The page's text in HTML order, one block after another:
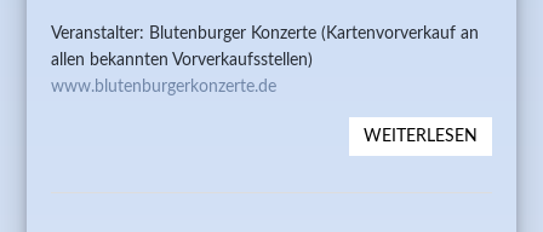
Veranstalter: Blutenburger Konzerte (Kartenvorverkauf an
allen bekannten Vorverkaufsstellen)
www.blutenburgerkonzerte.de
WEITERLESEN
NACHT